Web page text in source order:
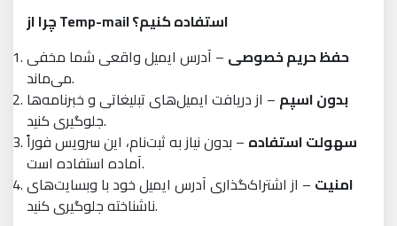
چرا از Temp-mail استفاده کنیم؟
حفظ حریم خصوصی – آدرس ایمیل واقعی شما مخفی
می‌ماند.
بدون اسپم – از دریافت ایمیل‌های تبلیغاتی و خبرنامه‌ها
جلوگیری کنید.
سهولت استفاده – بدون نیاز به ثبت‌نام، این سرویس فوراً
آماده استفاده است.
امنیت – از اشتراک‌گذاری آدرس ایمیل خود با وبسایت‌های
ناشناخته جلوگیری کنید.